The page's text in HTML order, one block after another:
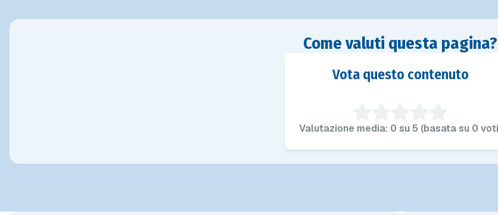
Come valuti questa pagina?
Vota questo contenuto
Valutazione media: 0 su 5 (basata su 0